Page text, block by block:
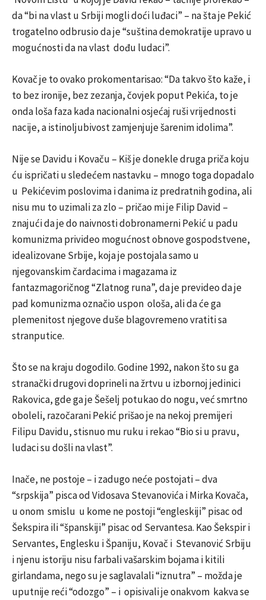
da “bi na vlast u Srbiji mogli doći luđaci” – na šta je Pekić
trogatelno odbrusio da je “suština demokratije upravo u
mogućnosti da na vlast dođu ludaci”.
Kovač je to ovako prokomentarisao: “Da takvo što kaže, i
to bez ironije, bez zezanja, čovjek poput Pekića, to je
onda loša faza kada nacionalni osjećaj ruši vrijednosti
nacije, a istinoljubivost zamjenjuje šarenim idolima”.
Nije se Davidu i Kovaču – Kiš je donekle druga priča koju
ću ispričati u sledećem nastavku – mnogo toga dopadalo
u Pekićevim poslovima i danima iz predratnih godina, ali
nisu mu to uzimali za zlo – pričao mi je Filip David –
znajući da je do naivnosti dobronamerni Pekić u padu
komunizma privideo mogućnost obnove gospodstvene,
idealizovane Srbije, koja je postojala samo u
njegovanskim čardacima i magazama iz
fantazmagoričnog “Zlatnog runa”, da je prevideo da je
pad komunizma označio uspon ološa, ali da će ga
plemenitost njegove duše blagovremeno vratiti sa
stranputice.
Što se na kraju dogodilo. Godine 1992, nakon što su ga
stranački drugovi doprineli na žrtvu u izbornoj jedinici
Rakovica, gde ga je Šešelj potukao do nogu, već smrtno
oboleli, razočarani Pekić prišao je na nekoj premijeri
Filipu Davidu, stisnuo mu ruku i rekao “Bio si u pravu,
ludaci su došli na vlast”.
Inače, ne postoje – i zadugo neće postojati – dva
“srpskija” pisca od Vidosava Stevanovića i Mirka Kovača,
u onom smislu u kome ne postoji “engleskiji” pisac od
Šekspira ili “španskiji” pisac od Servantesa. Kao Šekspir i
Servantes, Englesku i Španiju, Kovač i Stevanović Srbiju
i njenu istoriju nisu farbali vašarskim bojama i kitili
girlandama, nego su je saglavalali “iznutra” – možda je
uputnije reći “odozgo” – i opisivali je onakvom kakva se